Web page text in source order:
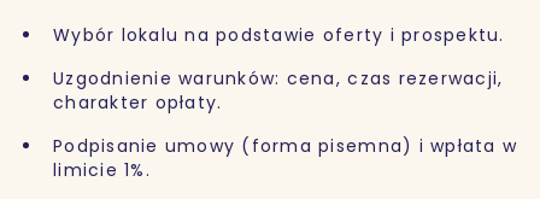
Wybór lokalu na podstawie oferty i prospektu.
Uzgodnienie warunków: cena, czas rezerwacji,
charakter opłaty.
Podpisanie umowy (forma pisemna) i wpłata w
limicie 1%.